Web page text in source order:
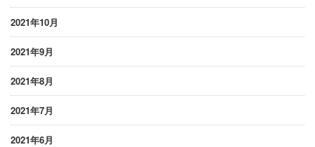
2021年10月
2021年9月
2021年8月
2021年7月
2021年6月